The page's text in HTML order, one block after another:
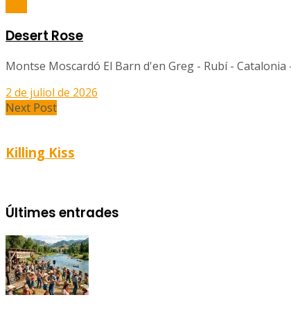
Desert Rose
Montse Moscardó El Barn d'en Greg - Rubí - Catalonia
2 de juliol de 2026
Next Post
Killing Kiss
Últimes entrades